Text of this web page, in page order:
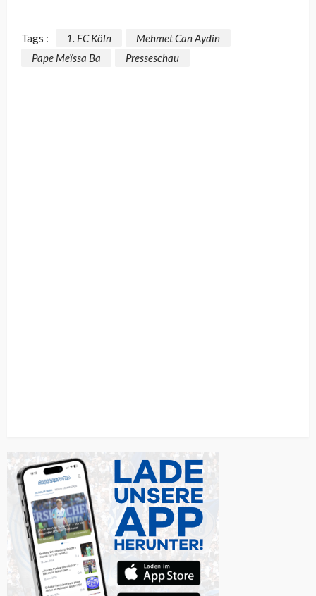
Tags : 1. FC Köln
Mehmet Can Aydin
Pape Meïssa Ba
Presseschau